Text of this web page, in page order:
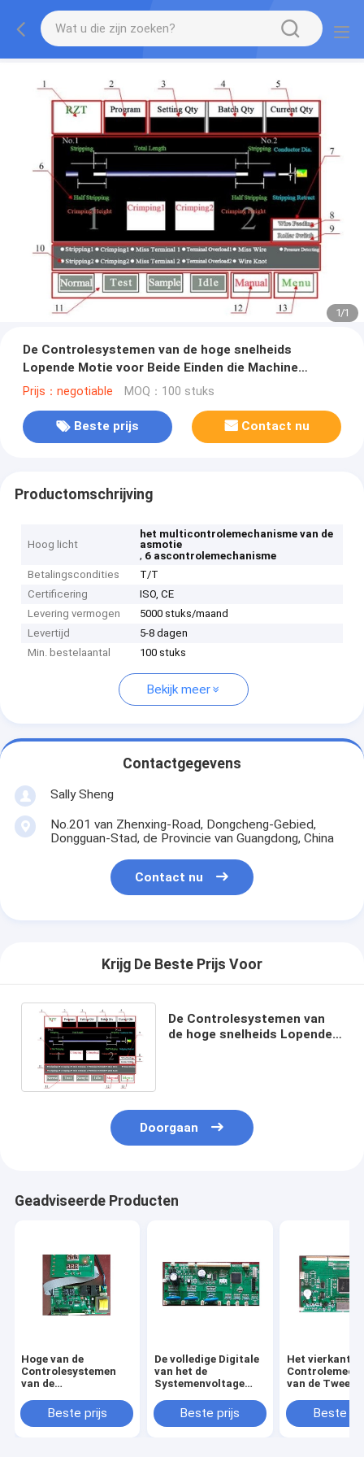
1/1
De Controlesystemen van de hoge snelheids
Lopende Motie voor Beide Einden die Machine
plooien
Prijs：negotiable MOQ：100 stuks
Beste prijs Contact nu
Productomschrijving
Hoog licht
het multicontrolemechanisme van de
asmotie
, 6 ascontrolemechanisme
Betalingscondities
T/T
Certificering
ISO, CE
Levering vermogen
5000 stuks/maand
Levertijd
5-8 dagen
Min. bestelaantal
100 stuks
Bekijk meer
Contactgegevens
Sally Sheng
No.201 van Zhenxing-Road, Dongcheng-Gebied,
Dongguan-Stad, de Provincie van Guangdong, China
Contact nu
Krijg De Beste Prijs Voor
De Controlesystemen van
de hoge snelheids Lopende
Doorgaan
Geadviseerde Producten
Hoge van de
Controlesystemen
van de
Gekoelde het Type
Water Vierkante
Beste prijs
De volledige Digitale
van het de
Systemenvoltage
Regelgeverstype
Goedkeuring van Ce
Beste prijs
Het vierkante
van de Twee
2 Asstepper
Beste